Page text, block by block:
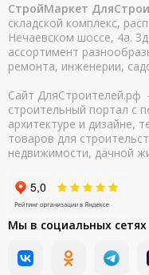
СтройМаркет
складской комплекс,
Нечаевском шоссе, 4а.
ассортимент
ремонта, инженерии,
Сайт ДляСтроителей.рф
строительный портал с
архитектуре и дизайне,
товаров для
недвижимости, дачной
Мы в социальных сетях